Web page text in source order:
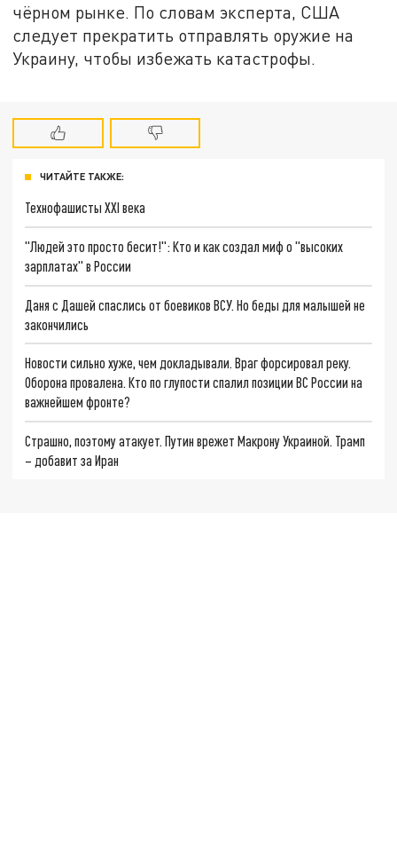
чёрном рынке. По словам эксперта, США
следует прекратить отправлять оружие на
Украину, чтобы избежать катастрофы.
ЧИТАЙТЕ ТАКЖЕ:
Технофашисты XXI века
"Людей это просто бесит!": Кто и как создал миф о "высоких
зарплатах" в России
Даня с Дашей спаслись от боевиков ВСУ. Но беды для малышей не
закончились
Новости сильно хуже, чем докладывали. Враг форсировал реку.
Оборона провалена. Кто по глупости спалил позиции ВС России на
важнейшем фронте?
Страшно, поэтому атакует. Путин врежет Макрону Украиной. Трамп
– добавит за Иран